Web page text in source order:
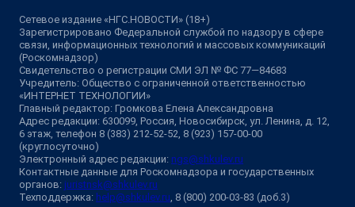
Сетевое издание «НГС.НОВОСТИ» (18+)
Зарегистрировано Федеральной службой по надзору в сфере
связи, информационных технологий и массовых коммуникаций
(Роскомнадзор)
Свидетельство о регистрации СМИ ЭЛ № ФС 77—84683
Учредитель: Общество с ограниченной ответственностью
«ИНТЕРНЕТ ТЕХНОЛОГИИ»
Главный редактор: Громкова Елена Александровна
Адрес редакции: 630099, Россия, Новосибирск, ул. Ленина, д. 12,
6 этаж, телефон 8 (383) 212-52-52, 8 (923) 157-00-00
(круглосуточно)
Электронный адрес редакции: ngs@shkulev.ru
Контактные данные для Роскомнадзора и государственных
органов: juristnsk@shkulev.ru
Техподдержка: help@shkulev.ru , 8 (800) 200-03-83 (доб.3)